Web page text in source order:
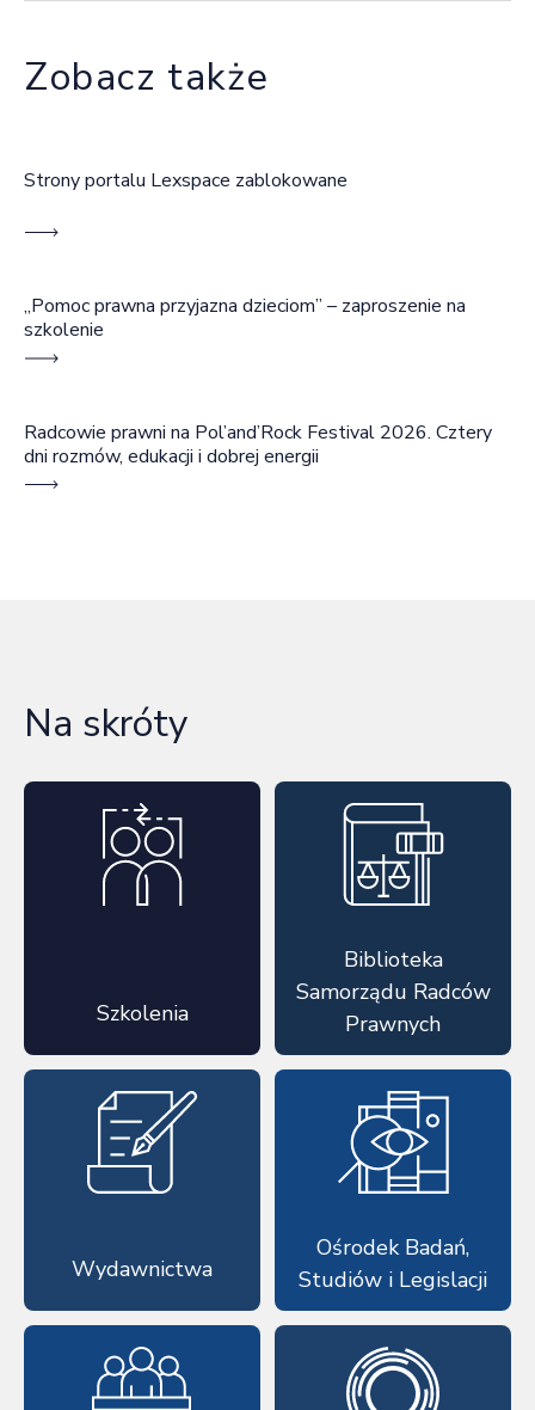
Zobacz także
Strony portalu Lexspace zablokowane
„Pomoc prawna przyjazna dzieciom” – zaproszenie na
szkolenie
Radcowie prawni na Pol’and’Rock Festival 2026. Cztery
dni rozmów, edukacji i dobrej energii
Na skróty
Szkolenia
Biblioteka
Samorządu Radców
Prawnych
Wydawnictwa
Ośrodek Badań,
Studiów i Legislacji